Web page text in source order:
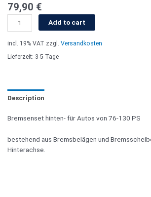
79,90 €
Add to cart
incl. 19% VAT zzgl. Versandkosten
Lieferzeit: 3-5 Tage
Description
Bremsenset hinten- für Autos von 76-130 PS
bestehend aus Bremsbelägen und
Hinterachse.